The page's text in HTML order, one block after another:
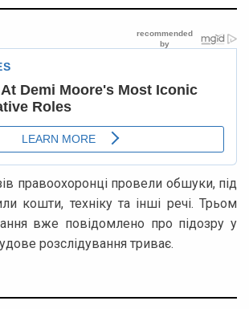
правоохоронці провели обшуки, під
кошти, техніку та інші речі. Трьом
вже повідомлено про підозру у
розслідування триває.